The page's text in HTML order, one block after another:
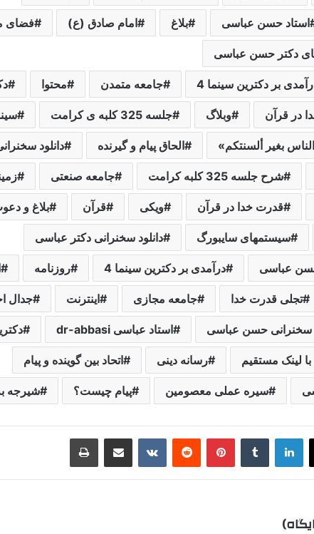
استاد حسن عباسی بلاغ امام صادق (ع) فضای
دکتر حسن عباسی
جامعه متمدن محتوا
در قرآن وبلاگ جلسه 325 کلبه ی کرامت
بغیر ألسنتکم» الحاق پیام و گیرنده دانلود
شرح جلسه 325 کلبه کرامت جامعه صنعتی
قدرت خدا در قرآن ویکی قرآن بلاغ و
سیستمهای سایبورگ دانلود سخنرانی دکتر عباسی
حسن عباسی درآمدی بر دکترین سینما 4 روزنامه
تجلی قدرت خدا جامعه مجازی اینترنت جدال
سخنرانی حسن عباسی استاد عباسی dr-abbasi
با لینک مستقیم رسانه دینی اتحاد بین گوینده و پیام
سیره عملی معصومین پیام چیست؟ شیرجه
لینکدین ‫تامبلر ‫پین‌ترست‫رددیت ‫VKontakteاشتراک گذاری از طریق ایمیل چاپ